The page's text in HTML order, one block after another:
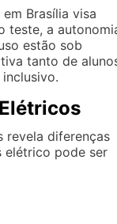
Brasília visa
teste, a
estão sob
tanto de
revela diferenças
elétrico pode ser